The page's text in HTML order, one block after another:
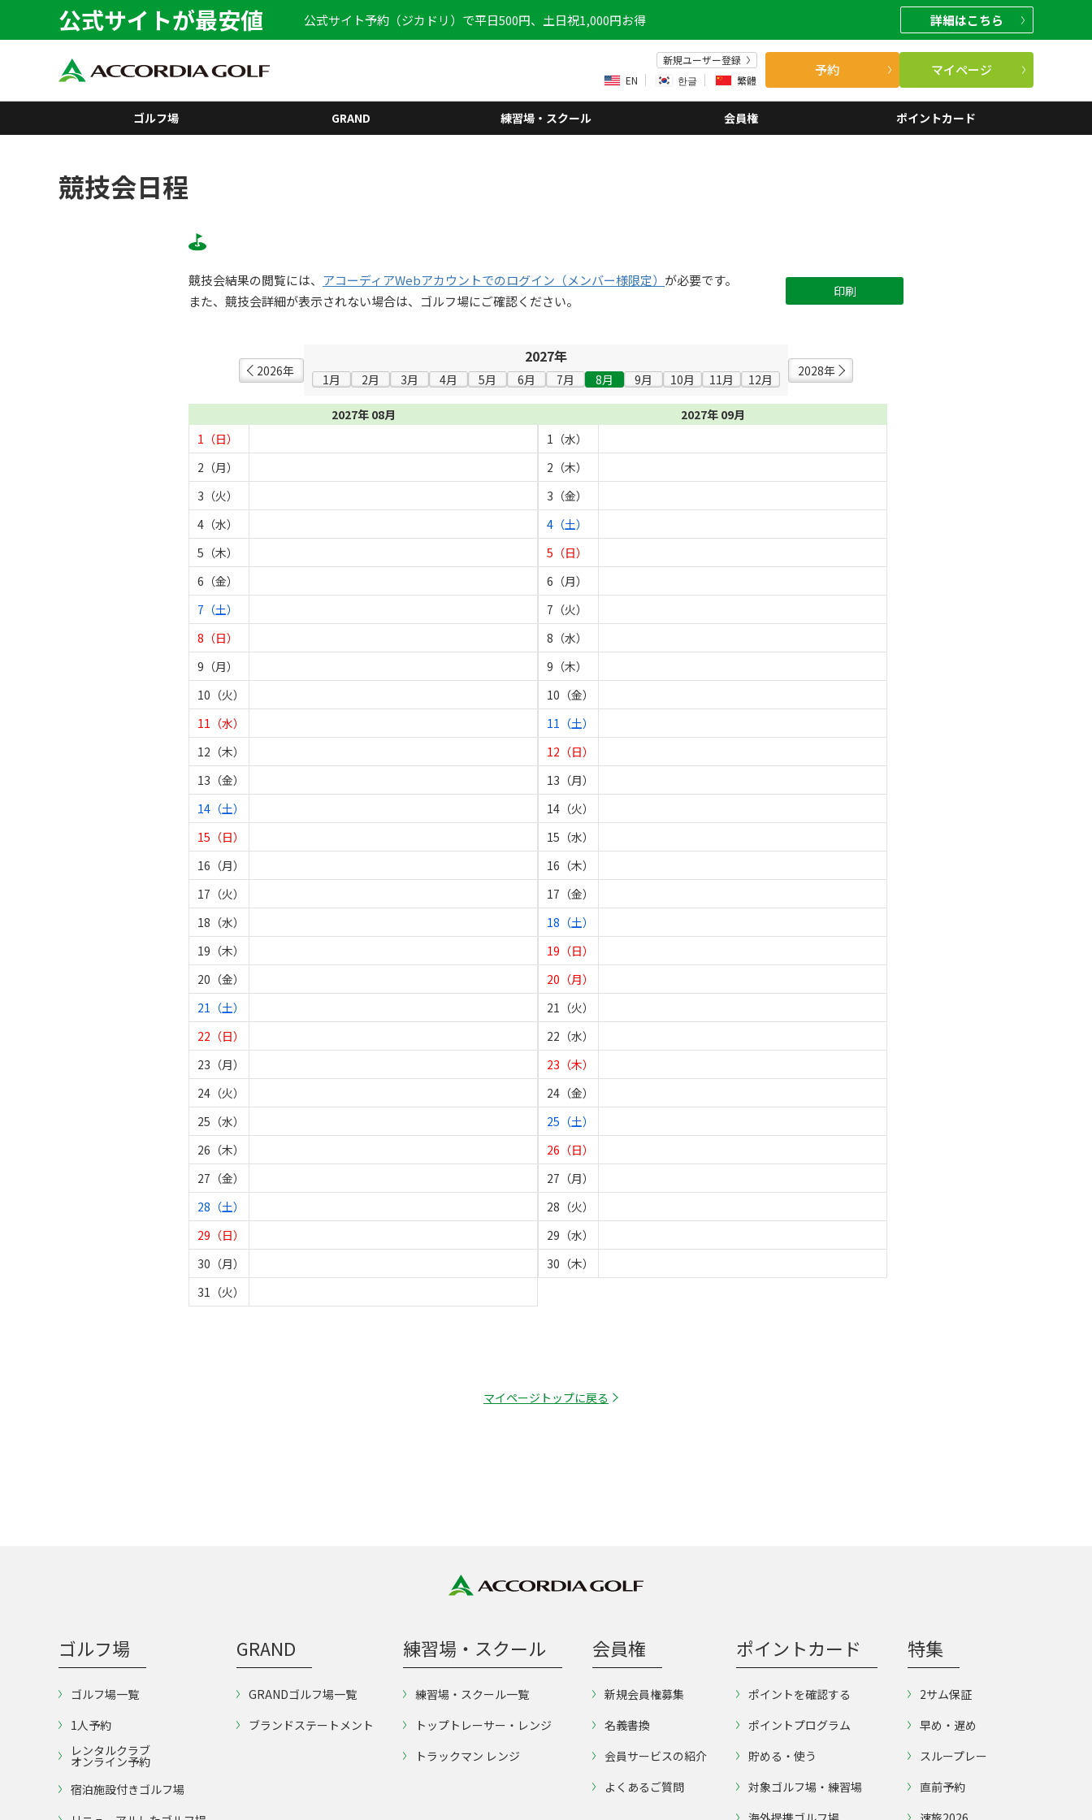
公式サイトが最安値 公式サイト予約（ジカドリ）で平日500円、土日祝1,000円お得 詳細はこちら
新規ユーザー登録
EN
한글 繁體
予約 マイページ
ゴルフ場 GRAND 練習場・スクール 会員権 ポイントカード
競技会日程
競技会結果の閲覧には、 アコーディアWebアカウントでのログイン（メンバー様限定） が必要です。
また、競技会詳細が表示されない場合は、ゴルフ場にご確認ください。
印刷
2026年
2027年
1月 2月 3月 4月 5月 6月 7月 8月 9月 10月 11月 12月
2028年
2027年 08月
1（日）
2（月）
3（火）
4（水）
5（木）
6（金）
7（土）
8（日）
9（月）
10（火）
11（水）
12（木）
13（金）
14（土）
15（日）
16（月）
17（火）
18（水）
19（木）
20（金）
21（土）
22（日）
23（月）
24（火）
25（水）
26（木）
27（金）
28（土）
29（日）
30（月）
31（火）
2027年 09月
1（水）
2（木）
3（金）
4（土）
5（日）
6（月）
7（火）
8（水）
9（木）
10（金）
11（土）
12（日）
13（月）
14（火）
15（水）
16（木）
17（金）
18（土）
19（日）
20（月）
21（火）
22（水）
23（木）
24（金）
25（土）
26（日）
27（月）
28（火）
29（水）
30（木）
マイページトップに戻る
ゴルフ場
ゴルフ場一覧
1人予約
レンタルクラブ
オンライン予約
宿泊施設付きゴルフ場
GRAND
GRANDゴルフ場一覧
ブランドステートメント
練習場・スクール
練習場・スクール一覧
トップトレーサー・レンジ
トラックマン レンジ
会員権
新規会員権募集
名義書換
会員サービスの紹介
よくあるご質問
ポイントカード
ポイントを確認する
ポイントプログラム
貯める・使う
対象ゴルフ場・練習場
特集
2サム保証
早め・遅め
スループレー
直前予約